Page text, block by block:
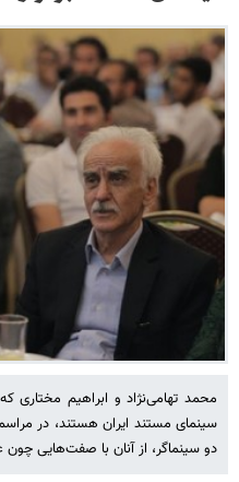
محمد تهامی‌نژاد و ابراهیم
سینمای مستند ایران هستند، در
دو سینماگر، از آنان با صفت‌هایی